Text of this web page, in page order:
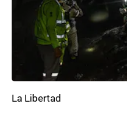
La Libertad